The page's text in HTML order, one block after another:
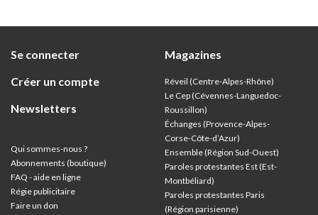
Se connecter
Créer un compte
Newsletters
Qui sommes-nous ?
Abonnements (boutique)
FAQ - aide en ligne
Régie publicitaire
Faire un don
Magazines
Réveil (Centre-Alpes-Rhône)
Le Cep (Cévennes-Languedoc-
Roussillon)
Échanges (Provence-Alpes-
Corse-Côte-d’Azur)
Ensemble (Région Sud-Ouest)
Paroles protestantes Est (Est-
Montbéliard)
Paroles protestantes Paris
(Région parisienne)